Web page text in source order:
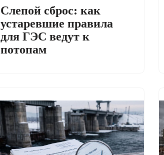
Слепой сброс: как
устаревшие правила
для ГЭС ведут к
потопам